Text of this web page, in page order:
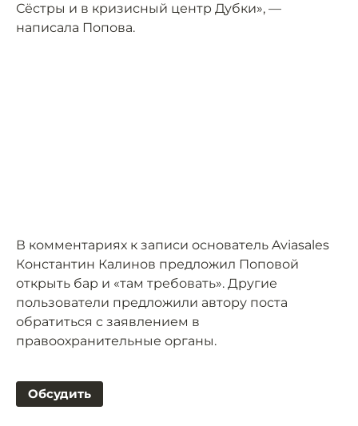
Сёстры и в кризисный центр Дубки», —
написала Попова.
В комментариях к записи основатель Aviasales
Константин Калинов предложил Поповой
открыть бар и «там требовать». Другие
пользователи предложили автору поста
обратиться с заявлением в
правоохранительные органы.
Обсудить